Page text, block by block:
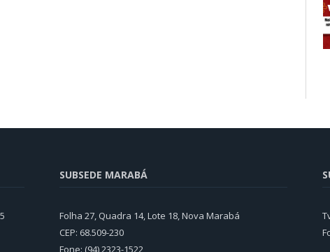
SUBSEDE MARABÁ
Folha 27, Quadra 14, Lote 18, Nova Marabá
CEP: 68.509-230
Fone: (94) 2323-1522